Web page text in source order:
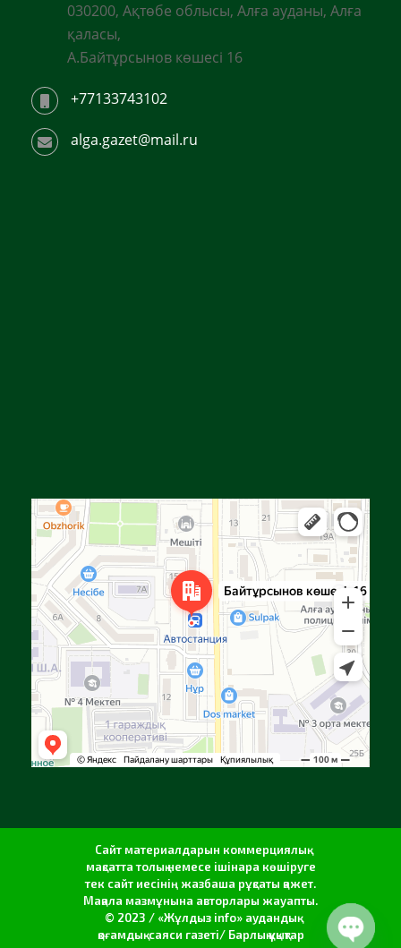
030200, Ақтөбе облысы, Алға ауданы, Алға
қаласы,
А.Байтұрсынов көшесі 16
+77133743102
alga.gazet@mail.ru
Яндекс Карталар — көлік, навигация, орындарды іздеу
Сайт материалдарын коммерциялық
мақсатта толық немесе ішінара көшіруге
тек сайт иесінің жазбаша рұқсаты қажет.
Мақала мазмұнына авторлары жауапты.
© 2023 / «Жұлдыз info» аудандық
қоғамдық-саяси газеті/ Барлық құқықтар